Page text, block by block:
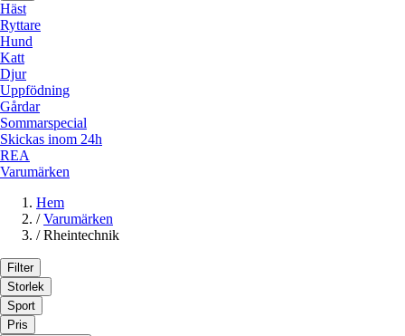
Häst
Ryttare
Hund
Katt
Djur
Uppfödning
Gårdar
Sommarspecial
Skickas inom 24h
REA
Varumärken
Hem
/ Varumärken
/ Rheintechnik
Filter
Storlek
Sport
Pris